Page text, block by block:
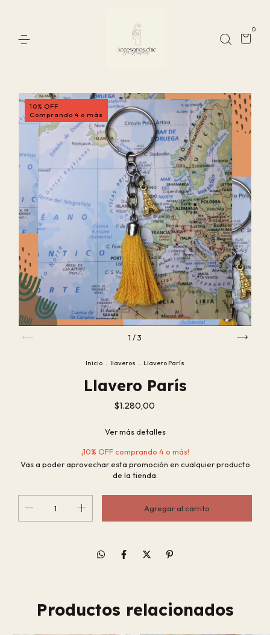
0
10% OFF
Comprando 4 o más
1 /3
Inicio . llaveros . Llavero París
Llavero París
$1.280,00
Ver más detalles
¡10% OFF comprando 4 o más!
Vas a poder aprovechar esta promoción en cualquier producto
de la tienda.
Productos relacionados